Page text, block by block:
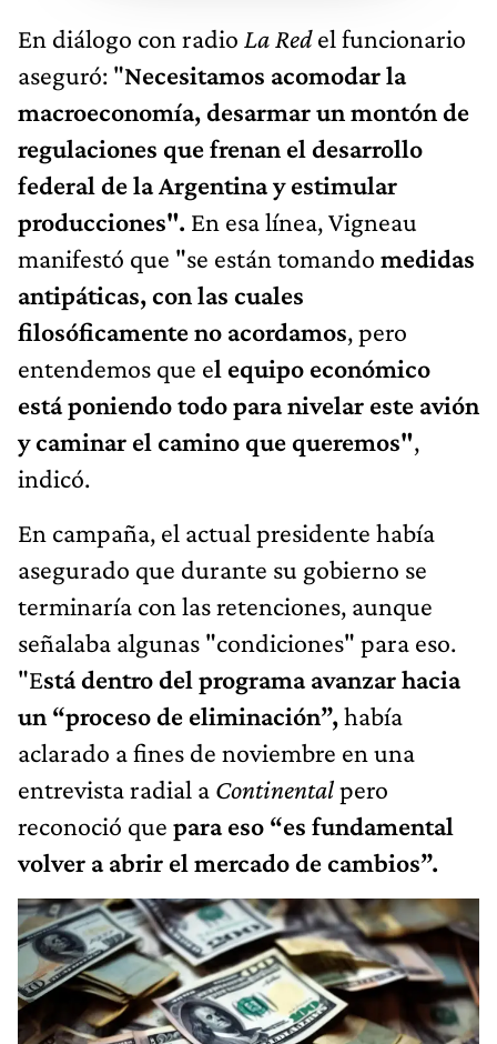
En diálogo con radio La Redel funcionario
aseguró: "Necesitamos acomodar la
macroeconomía, desarmar un montón de
regulaciones que frenan el desarrollo
federal de la Argentina y estimular
producciones". En esa línea, Vigneau
manifestó que "se están tomando medidas
antipáticas, con las cuales
filosóficamente no acordamos, pero
entendemos que el equipo económico
está poniendo todo para nivelar este avión
y caminar el camino que queremos",
indicó.
En campaña, el actual presidente había
asegurado que durante su gobierno se
terminaría con las retenciones, aunque
señalaba algunas "condiciones" para eso.
"Está dentro del programa avanzar hacia
un “proceso de eliminación”,había
aclarado a fines de noviembre en una
entrevista radial a Continentalpero
reconoció que para eso “es fundamental
volver a abrir el mercado de cambios”.